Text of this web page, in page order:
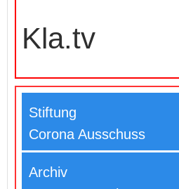
Kla.tv
Stiftung
Corona Ausschuss
Archiv